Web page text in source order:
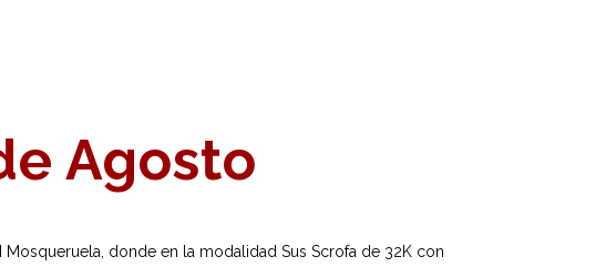
Agosto
donde en la modalidad Sus Scrofa de 32K con